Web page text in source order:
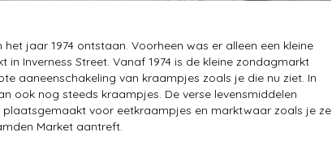
het jaar 1974 ontstaan. Voorheen was er alleen een kleine
in Inverness Street. Vanaf 1974 is de kleine zondagmarkt
aaneenschakeling van kraampjes zoals je die nu ziet. In
ook nog steeds kraampjes. De verse levensmiddelen
voor eetkraampjes en marktwaar zoals je ze
Market aantreft.